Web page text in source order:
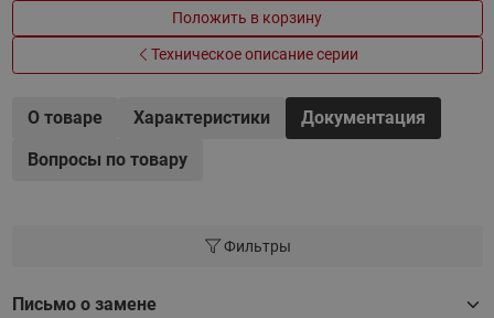
Положить в корзину
Техническое описание серии
О товаре Характеристики
Документация
Вопросы по товару
Фильтры
Письмо о замене